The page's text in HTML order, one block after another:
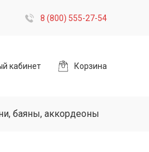
8 (800) 555-27-54
кабинет Корзина
баяны, аккордеоны